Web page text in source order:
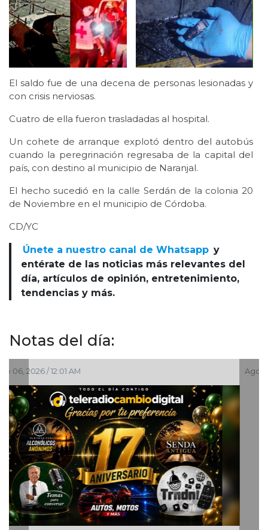
El saldo fue de una decena de personas lesionadas y
con crisis nerviosas.
Cuatro de ella fueron trasladadas al hospital.
Un cohete de arranque explotó dentro del autobús
cuando la peregrinación regresaba de la capital del
país, con destino al municipio de Naranjal.
El hecho sucedió en la calle Serdán de la colonia 20
de Noviembre en el municipio de Córdoba.
CD/YC
Únete a nuestro canal de Whatsapp y
entérate de las noticias más relevantes del
día, artículos de opinión, entretenimiento,
tendencias y más.
Notas del día:
Ago 05, 2026 / 8:18 PM